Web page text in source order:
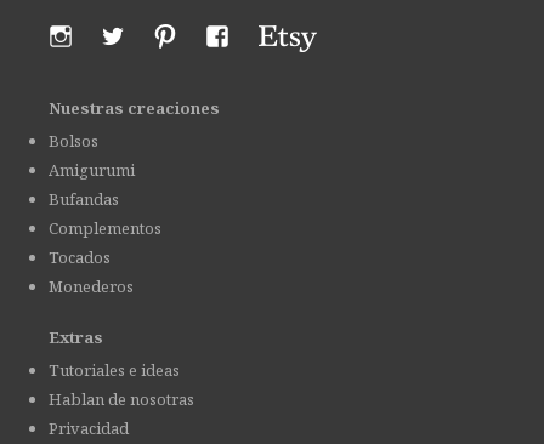
Nuestras creaciones
Bolsos
Amigurumi
Bufandas
Complementos
Tocados
Monederos
Extras
Tutoriales e ideas
Hablan de nosotras
Privacidad